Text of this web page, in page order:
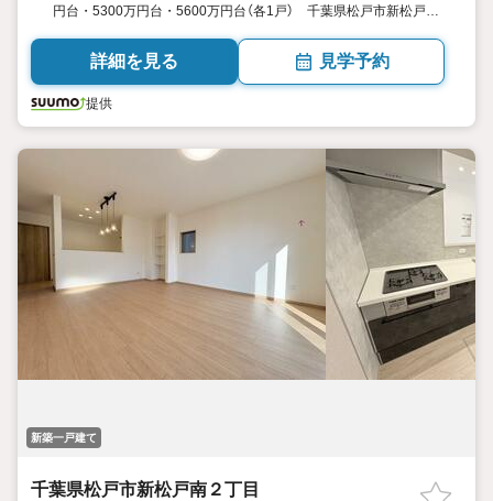
円台・5300万円台・5600万円台（各1戸） 千葉県松戸市新松戸南
／▼未選択 by SUUMO
詳細を見る 見学予約
提供
新築一戸建て
千葉県松戸市新松戸南２丁目